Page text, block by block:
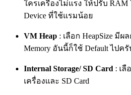
ใครเครื่องไม่แรง ให้ปรับ
Device ที่ใช้แรมน้อย
VM Heap : เลือก HeapSize มีผ
Memory อันนี้ก็ใช้ Default ไปครั
Internal Storage/ SD Card : เ
เครื่องและ SD Card